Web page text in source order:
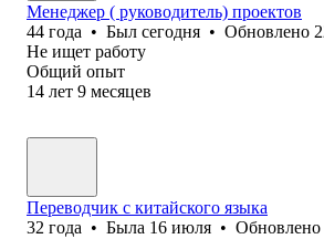
Менеджер ( руководитель) проектов
44 года • Был сегодня • Обновлено
Не ищет работу
Общий опыт
14 лет 9 месяцев
Переводчик с китайского языка
32 года • Была 16 июля • Обновлено